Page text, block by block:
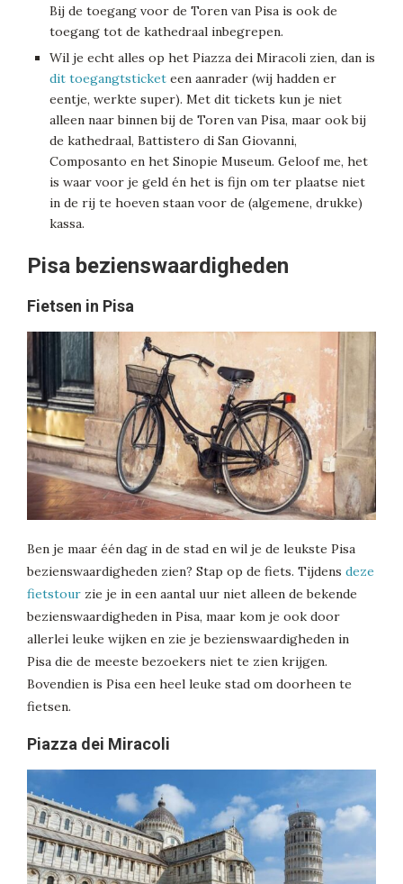
Bij de toegang voor de Toren van Pisa is ook de
toegang tot de kathedraal inbegrepen.
Wil je echt alles op het Piazza dei Miracoli zien, dan is
dit toegangtsticket een aanrader (wij hadden er
eentje, werkte super). Met dit tickets kun je niet
alleen naar binnen bij de Toren van Pisa, maar ook bij
de kathedraal, Battistero di San Giovanni,
Composanto en het Sinopie Museum. Geloof me, het
is waar voor je geld én het is fijn om ter plaatse niet
in de rij te hoeven staan voor de (algemene, drukke)
kassa.
Pisa bezienswaardigheden
Fietsen in Pisa
Ben je maar één dag in de stad en wil je de leukste Pisa
bezienswaardigheden zien? Stap op de fiets. Tijdens deze
fietstour zie je in een aantal uur niet alleen de bekende
bezienswaardigheden in Pisa, maar kom je ook door
allerlei leuke wijken en zie je bezienswaardigheden in
Pisa die de meeste bezoekers niet te zien krijgen.
Bovendien is Pisa een heel leuke stad om doorheen te
fietsen.
Piazza dei Miracoli